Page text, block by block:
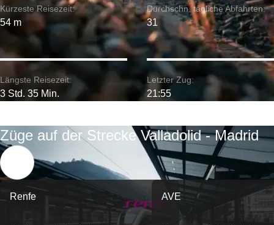
Kürzeste Reisezeit:
54 m
Längste Reisezeit:
3 Std. 35 Min.
Durchschn. tägliche Abfahrten:
31
Letzter Zug:
21:55
Züge auf der Strecke Valladolid - Madrid
Renfe AVE